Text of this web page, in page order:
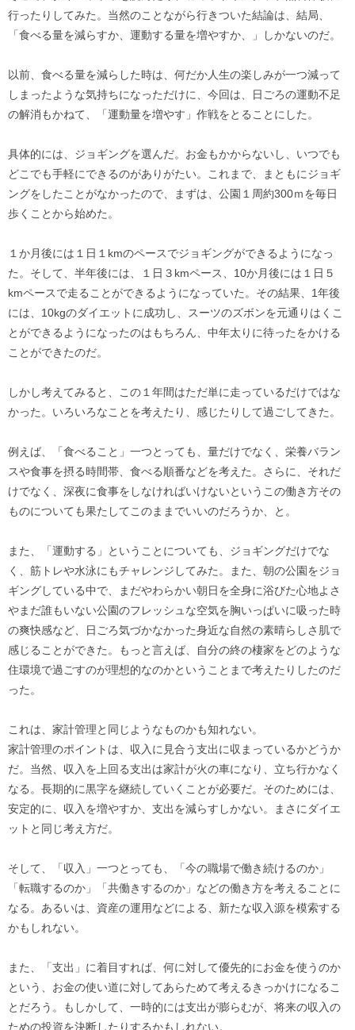
行ったりしてみた。当然のことながら行きついた結論は、結局、
「食べる量を減らすか、運動する量を増やすか、」しかないのだ。
以前、食べる量を減らした時は、何だか人生の楽しみが一つ減って
しまったような気持ちになっただけに、今回は、日ごろの運動不足
の解消もかねて、「運動量を増やす」作戦をとることにした。
具体的には、ジョギングを選んだ。お金もかからないし、いつでも
どこでも手軽にできるのがありがたい。これまで、まともにジョギ
ングをしたことがなかったので、まずは、公園１周約300ｍを毎日
歩くことから始めた。
１か月後には１日１kmのペースでジョギングができるようになっ
た。そして、半年後には、１日３kmペース、10か月後には１日５
kmペースで走ることができるようになっていた。その結果、1年後
には、10kgのダイエットに成功し、スーツのズボンを元通りはくこ
とができるようになったのはもちろん、中年太りに待ったをかける
ことができたのだ。
しかし考えてみると、この１年間はただ単に走っているだけではな
かった。いろいろなことを考えたり、感じたりして過ごしてきた。
例えば、「食べること」一つとっても、量だけでなく、栄養バラン
スや食事を摂る時間帯、食べる順番などを考えた。さらに、それだ
けでなく、深夜に食事をしなければいけないというこの働き方その
ものについても果たしてこのままでいいのだろうか、と。
また、「運動する」ということについても、ジョギングだけでな
く、筋トレや水泳にもチャレンジしてみた。また、朝の公園をジョ
ギングしている中で、まだやわらかい朝日を全身に浴びた心地よさ
やまだ誰もいない公園のフレッシュな空気を胸いっぱいに吸った時
の爽快感など、日ごろ気づかなかった身近な自然の素晴らしさ肌で
感じることができた。もっと言えば、自分の終の棲家をどのような
住環境で過ごすのが理想的なのかということまで考えたりしたのだ
った。
これは、家計管理と同じようなものかも知れない。
家計管理のポイントは、収入に見合う支出に収まっているかどうか
だ。当然、収入を上回る支出は家計が火の車になり、立ち行かなく
なる。長期的に黒字を継続していくことが必要だ。そのためには、
安定的に、収入を増やすか、支出を減らすしかない。まさにダイエ
ットと同じ考え方だ。
そして、「収入」一つとっても、「今の職場で働き続けるのか」
「転職するのか」「共働きするのか」などの働き方を考えることに
なる。あるいは、資産の運用などによる、新たな収入源を模索する
かもしれない。
また、「支出」に着目すれば、何に対して優先的にお金を使うのか
という、お金の使い道に対してあらためて考えるきっかけになるこ
とだろう。もしかして、一時的には支出が膨らむが、将来の収入の
ための投資を決断したりするかもしれない。